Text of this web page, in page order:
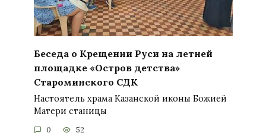
Беседа о Крещении Руси на летней
площадке «Остров детства»
Староминского СДК
Настоятель храма Казанской иконы Божией
Матери станицы
0 52